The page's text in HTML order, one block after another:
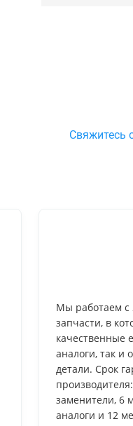
Свяжитесь
Мы работаем с
запчасти, в
качественные
аналоги, так и
детали. Срок
заменители, 6
аналоги и 12